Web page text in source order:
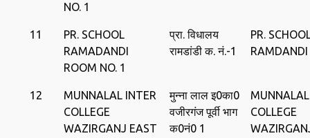
NO. 1
11
PR. SCHOOL
RAMADANDI
ROOM NO. 1
प्रा. विधालय
रामडांडी क. नं.-1
PR.
RAMDANDI
12
MUNNALAL INTER
COLLEGE
WAZIRGANJ EAST
मुन्‍ना लाल इ0का0
वजीरगंज पूर्वी भाग
क0नं0 1
COLLEGE